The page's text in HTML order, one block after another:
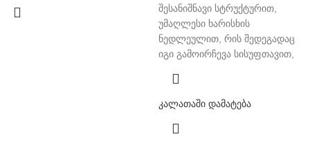
შესანიშნავი სტრუქტურით,
უმაღლესი ხარისხის
ნედლეულით, რის შედეგადაც
იგი გამოირჩევა სისუფთავით,
კალათაში დამატება